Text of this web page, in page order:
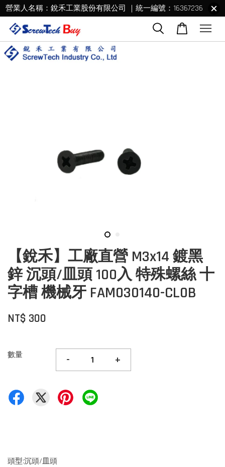
營業人名稱：銳禾工業股份有限公司 ｜統一編號：16367236
【銳禾】工廠直營 M3x14 鍍黑
鋅 沉頭/皿頭 100入 特殊螺絲 十
字槽 機械牙 FAM030140-CL0B
NT$ 300
數量 - +
頭型:沉頭/皿頭